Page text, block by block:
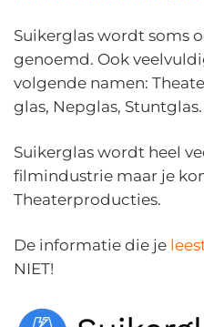
Suikerglas wordt soms
genoemd. Ook
volgende namen:
glas, Nepglas, Stuntglas.
Suikerglas wordt heel
filmindustrie maar je
Theaterproducties.
De informatie die je
NIET!